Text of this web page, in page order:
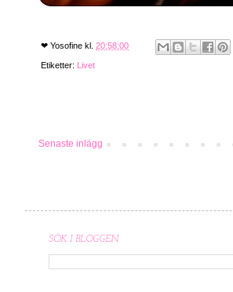
❤ Yosofine kl. 20:58:00
Etiketter: Livet
Senaste inlägg
SÖK I BLOGGEN